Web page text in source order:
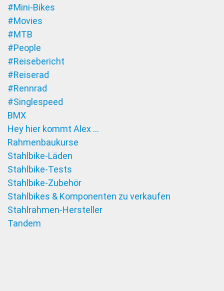
#Mini-Bikes
#Movies
#MTB
#People
#Reisebericht
#Reiserad
#Rennrad
#Singlespeed
BMX
Hey hier kommt Alex …
Rahmenbaukurse
Stahlbike-Läden
Stahlbike-Tests
Stahlbike-Zubehör
Stahlbikes & Komponenten zu verkaufen
Stahlrahmen-Hersteller
Tandem